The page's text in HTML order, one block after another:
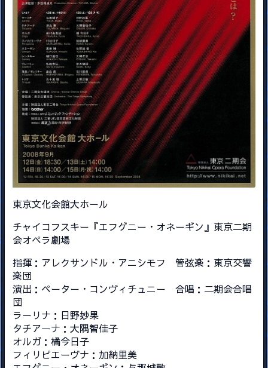
東京文化会館大ホール
チャイコフスキー『エフゲニー・オネーギン』東京二期
会オペラ劇場
指揮：アレクサンドル・アニシモフ 管弦楽：東京交響
楽団
演出：ペーター・コンヴィチュニー 合唱：二期会合唱
団
ラーリナ：日野妙果
タチアーナ：大隅智佳子
オルガ：橘今日子
フィリピエーヴナ：加納里美